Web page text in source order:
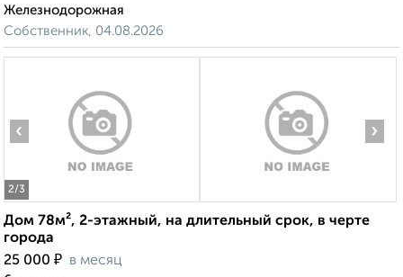
Железнодорожная
Собственник, 04.08.2026
2/3
‹ ›
Дом 78м², 2-этажный, на длительный срок, в черте
города
25 000 ₽ в месяц